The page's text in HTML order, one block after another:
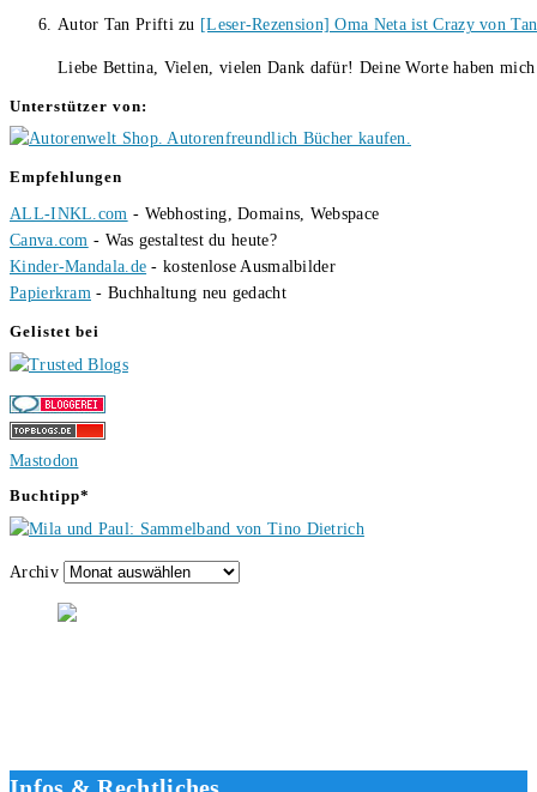
Autor Tan Prifti zu [Leser-Rezension] Oma Neta ist Crazy von
Liebe Bettina, Vielen, vielen Dank dafür! Deine Worte haben
Unterstützer von:
Empfehlungen
ALL-INKL.com - Webhosting, Domains, Webspace
Canva.com - Was gestaltest du heute?
Kinder-Mandala.de - kostenlose Ausmalbilder
Papierkram - Buchhaltung neu gedacht
Gelistet bei
Mastodon
Buchtipp*
Archiv